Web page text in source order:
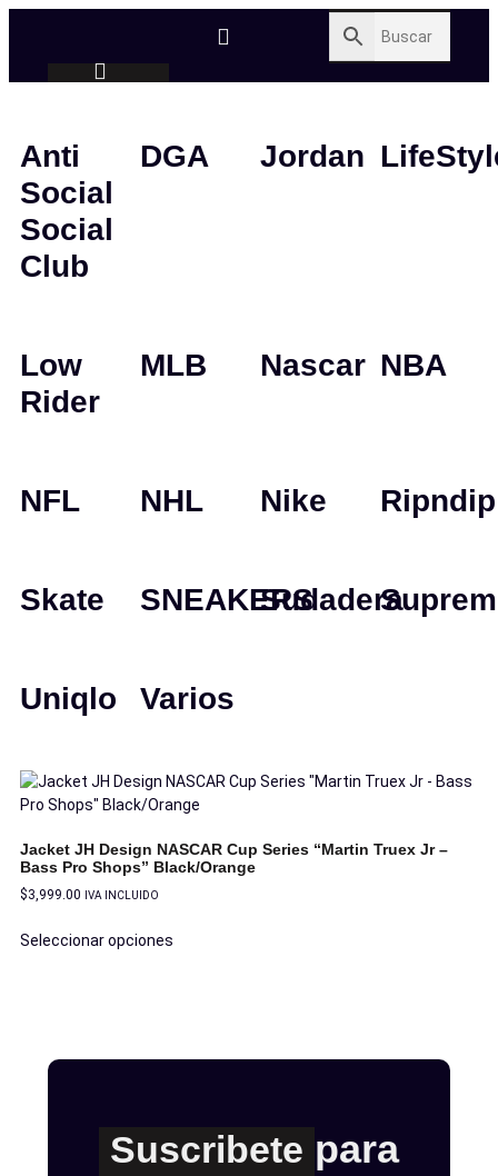
Anti
Social
Social
Club
DGA Jordan
Low
Rider
MLB Nascar NBA
NFL NHL Nike Ripndip
Skate SNEAKERSSudadera
Uniqlo Varios
Jacket JH Design NASCAR Cup Series “Martin Truex Jr –
Bass Pro Shops” Black/Orange
$3,999.00 IVA INCLUIDO
Seleccionar opciones
Suscribete para